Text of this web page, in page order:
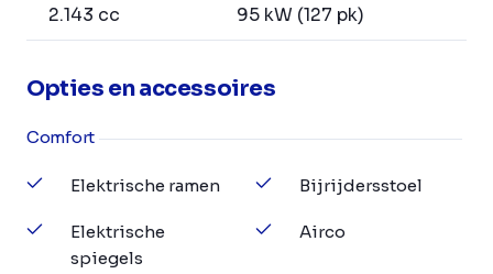
2.143 cc
95 kW (127 pk)
Opties en accessoires
Comfort
Elektrische ramen
Elektrische
spiegels
Bijrijdersstoel
Airco